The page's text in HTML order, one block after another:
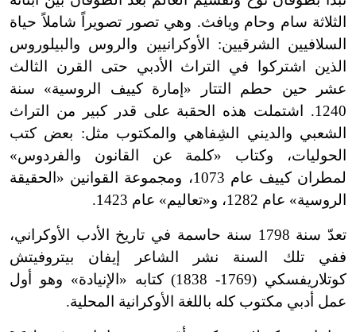
الثلاثة سام وحام ويافث. وهي تصور تصويراً شاملاً حياة
السلافيين الشرقيين: الأوكرانيين والروس والبيلوروس
الذين اشتركوا في التراث الأدبي حتى القرن الثالث
عشر حين حطم التتار «إمارة كييف الروسية» سنة
1240. اشتملت هذه الحقبة على قدر كبير من التراث
الشعبي والديني الشِفاهي والمكتوب مثل: بعض كتب
الحوليات، وكتاب «كلمة عن القانون والفردوس»
لمطران كييف عام 1073، ومجموعة القوانين «الحقيقة
الروسية» عام 1282، و
«تعاليم» عام 1423.
تعدّ سنة 1798 سنة حاسمة في تاريخ الأدب الأوكراني،
ففي تلك السنة نشر الشاعر إيفان بيتروفيتش
كوتلاريفسكي (1769
-
1838) كتابه «الإنيادة» وهو أول
عمل أدبي مكتوب كله باللغة الأوكرانية المحلية.